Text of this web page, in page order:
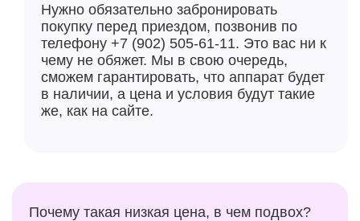
Нужно обязательно забронировать
покупку перед приездом, позвонив по
телефону +7 (902) 505-61-11. Это вас ни к
чему не обяжет. Мы в свою очередь,
сможем гарантировать, что аппарат будет
в наличии, а цена и условия будут такие
же, как на сайте.
Почему такая низкая цена, в чем подвох?